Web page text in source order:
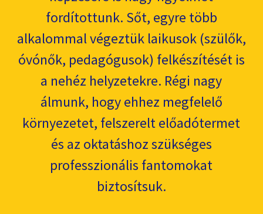
fordítottunk. Sőt, egyre több
alkalommal végeztük laikusok (szülők,
óvónők, pedagógusok) felkészítését is
a nehéz helyzetekre. Régi nagy
álmunk, hogy ehhez megfelelő
környezetet, felszerelt előadótermet
és az oktatáshoz szükséges
professzionális fantomokat
biztosítsuk.